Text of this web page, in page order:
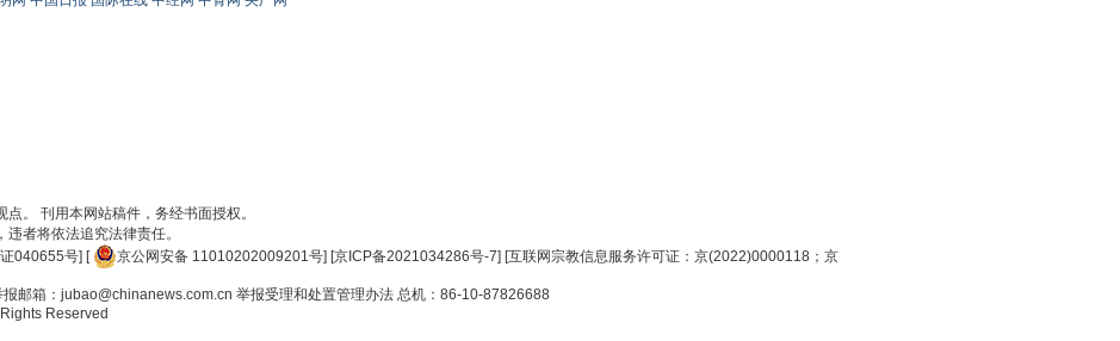
。 刊用本网站稿件，务经书面授权。
者将依法追究法律责任。
040655号] [ 京公网安备 11010202009201号] [京ICP备2021034286号-7] [互联网宗教信息服务许可证：京(2022)0000118；京
邮箱：jubao@chinanews.com.cn 举报受理和处置管理办法 总机：86-10-87826688
Reserved